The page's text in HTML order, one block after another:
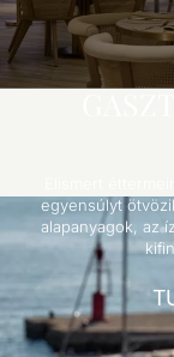
egyensúlyt
alapanyagok, az